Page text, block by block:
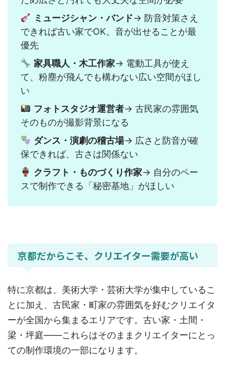
ミュージシャン・バンド→ 防音対策さえ
できれば古い家でOK。音が出せることが最
優先
家具職人・木工作家→ 電動工具が使え
て、粉塵が飛んでも構わない広い空間がほし
い
フォトスタジオ運営者→ 古民家の雰囲気
そのものが撮影背景になる
ダンス・演劇の稽古場→ 広さと防音が確
保できれば、古さは関係ない
クラフト・ものづくり作家→ 自分のペー
スで制作できる「秘密基地」がほしい
京都だからこそ、クリエイター需要が高い
特に京都は、美術大学・芸術大学が集中しているこ
とに加え、古民家・町家の雰囲気を好むクリエイタ
ーが全国から集まるエリアです。古い家・土間・
梁・坪庭——これらはそのままクリエイターにとっ
ての制作環境の一部になります。